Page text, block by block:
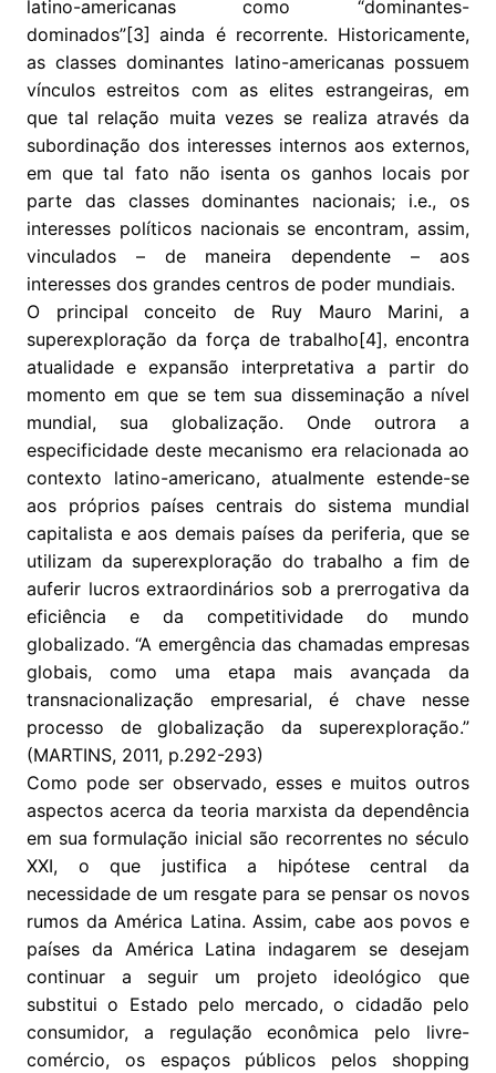
latino-americanas como “dominantes-
dominados”[3] ainda é recorrente. Historicamente,
as classes dominantes latino-americanas possuem
vínculos estreitos com as elites estrangeiras, em
que tal relação muita vezes se realiza através da
subordinação dos interesses internos aos externos,
em que tal fato não isenta os ganhos locais por
parte das classes dominantes nacionais; i.e., os
interesses políticos nacionais se encontram, assim,
vinculados – de maneira dependente – aos
interesses dos grandes centros de poder mundiais.
O principal conceito de Ruy Mauro Marini, a
superexploração da força de trabalho[4],encontra
atualidade e expansão interpretativa a partir do
momento em que se tem sua disseminação a nível
mundial, sua globalização. Onde outrora a
especificidade deste mecanismo era relacionada ao
contexto latino-americano, atualmente estende-se
aos próprios países centrais do sistema mundial
capitalista e aos demais países da periferia, que se
utilizam da superexploração do trabalho a fim de
auferir lucros extraordinários sob a prerrogativa da
eficiência e da competitividade do mundo
globalizado. “A emergência das chamadas empresas
globais, como uma etapa mais avançada da
transnacionalização empresarial, é chave nesse
processo de globalização da superexploração.”
(MARTINS, 2011, p.292-293)
Como pode ser observado, esses e muitos outros
aspectos acerca da teoria marxista da dependência
em sua formulação inicial são recorrentes no século
XXI, o que justifica a hipótese central da
necessidade de um resgate para se pensar os novos
rumos da América Latina. Assim, cabe aos povos e
países da América Latina indagarem se desejam
continuar a seguir um projeto ideológico que
substitui o Estado pelo mercado, o cidadão pelo
consumidor, a regulação econômica pelo livre-
comércio, os espaços públicos pelos shopping